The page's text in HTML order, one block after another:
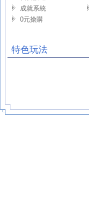
成就系統
0元搶購
特色玩法